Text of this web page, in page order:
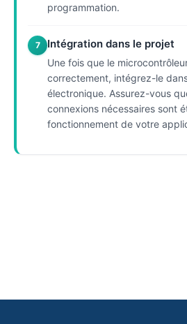
programmation.
7 Intégration dans le projet
Une fois que le
correctement, intégrez-le
électronique. Assurez-vous
connexions nécessaires sont
fonctionnement de votre